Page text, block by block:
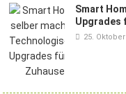
Smart
Upgrades
25.